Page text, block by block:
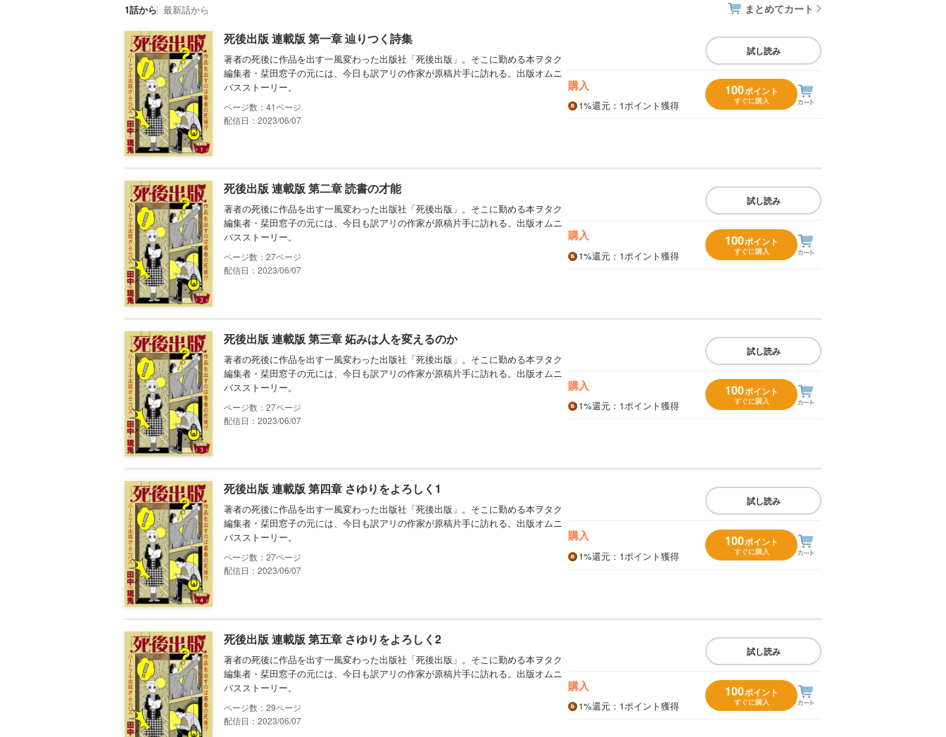
1話から 最新話から まとめてカート
死後出版 連載版 第一章 辿りつく詩集
著者の死後に作品を出す一風変わった出版社「死後出版」。そこに勤める本ヲタク
編集者・栞田窓子の元には、今日も訳アリの作家が原稿片手に訪れる。出版オムニ
バスストーリー。
41
配信日：2023/06/07
試し読み
購入
1%還元 ：1ポイント獲得
100ポイント
すぐに購入
死後出版 連載版 第二章 読書の才能
著者の死後に作品を出す一風変わった出版社「死後出版」。そこに勤める本ヲタク
編集者・栞田窓子の元には、今日も訳アリの作家が原稿片手に訪れる。出版オムニ
バスストーリー。
27
配信日：2023/06/07
試し読み
購入
1%還元 ：1ポイント獲得
100ポイント
すぐに購入
死後出版 連載版 第三章 妬みは人を変えるのか
著者の死後に作品を出す一風変わった出版社「死後出版」。そこに勤める本ヲタク
編集者・栞田窓子の元には、今日も訳アリの作家が原稿片手に訪れる。出版オムニ
バスストーリー。
27
配信日：2023/06/07
試し読み
購入
1%還元 ：1ポイント獲得
100ポイント
すぐに購入
死後出版 連載版 第四章 さゆりをよろしく1
著者の死後に作品を出す一風変わった出版社「死後出版」。そこに勤める本ヲタク
編集者・栞田窓子の元には、今日も訳アリの作家が原稿片手に訪れる。出版オムニ
バスストーリー。
27
配信日：2023/06/07
試し読み
購入
1%還元 ：1ポイント獲得
100ポイント
すぐに購入
死後出版 連載版 第五章 さゆりをよろしく2
著者の死後に作品を出す一風変わった出版社「死後出版」。そこに勤める本ヲタク
編集者・栞田窓子の元には、今日も訳アリの作家が原稿片手に訪れる。出版オムニ
バスストーリー。
29
配信日：2023/06/07
試し読み
購入
1%還元 ：1ポイント獲得
100ポイント
すぐに購入